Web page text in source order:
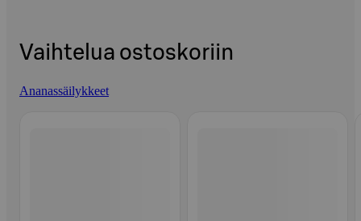
Vaihtelua ostoskoriin
Ananassäilykkeet